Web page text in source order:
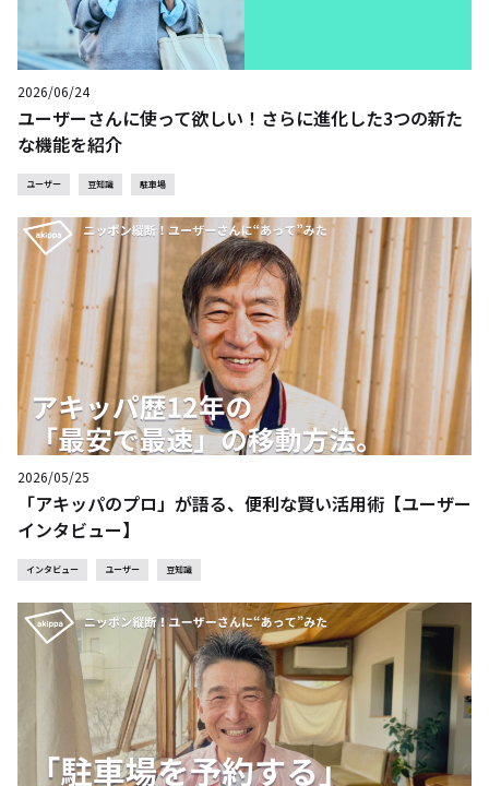
2026/06/24
ユーザーさんに使って欲しい！さらに進化した3つの新た
な機能を紹介
ユーザー 豆知識 駐車場
2026/05/25
「アキッパのプロ」が語る、便利な賢い活用術【ユーザー
インタビュー】
インタビュー ユーザー 豆知識